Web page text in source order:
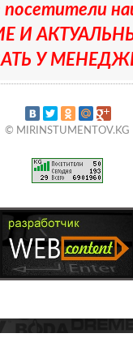
И
У
© MIRINSTUMENTOV.KG